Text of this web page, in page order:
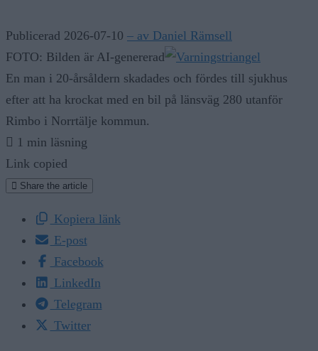
Publicerad 2026-07-10 – av Daniel Rämsell
FOTO: Bilden är AI-genererad
En man i 20-årsåldern skadades och fördes till sjukhus
efter att ha krockat med en bil på länsväg 280 utanför
Rimbo i Norrtälje kommun.
1 min läsning
Link copied
Share the article
Kopiera länk
E-post
Facebook
LinkedIn
Telegram
Twitter